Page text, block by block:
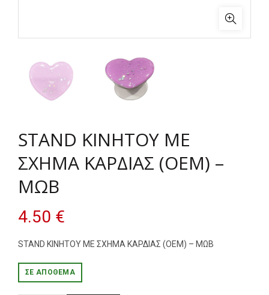
STAND ΚΙΝΗΤΟΥ ΜΕ
ΣΧΗΜΑ ΚΑΡΔΙΑΣ (OEM) –
ΜΩΒ
4.50 €
STAND ΚΙΝΗΤΟΥ ΜΕ ΣΧΗΜΑ ΚΑΡΔΙΑΣ (OEM) – ΜΩΒ
ΣΕ ΑΠΌΘΕΜΑ